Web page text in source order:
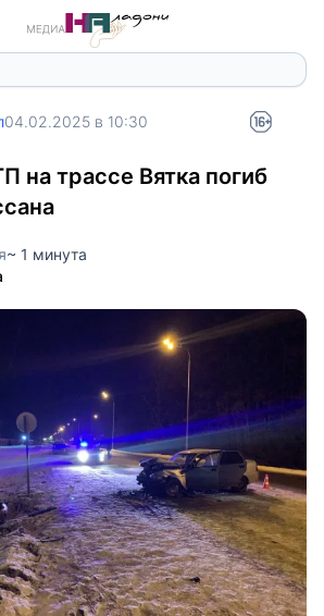
04.02.2025 в 10:30
на трассе Вятка погиб
~ 1 минута